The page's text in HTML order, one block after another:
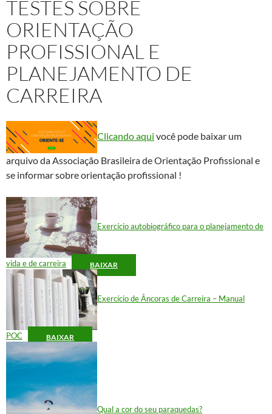
TESTES SOBRE
ORIENTAÇÃO
PROFISSIONAL E
PLANEJAMENTO DE
CARREIRA
Clicando aqui você pode baixar um
arquivo da Associação Brasileira de Orientação Profissional e
se informar sobre orientação profissional !
Exercício autobiográfico para o planejamento de
vida e de carreira BAIXAR
Exercício de Âncoras de Carreira – Manual
POC BAIXAR
Qual a cor do seu paraquedas?